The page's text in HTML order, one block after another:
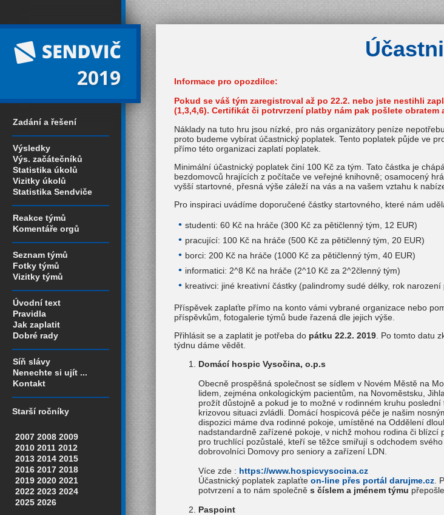
2019
Zadání a řešení
Výsledky
Výs. začátečníků
Statistika úkolů
Vizitky úkolů
Statistika Sendviče
Reakce týmů
Komentáře orgů
Seznam týmů
Fotky týmů
Vizitky týmů
Úvodní text
Pravidla
Jak zaplatit
Dobré rady
Síň slávy
Nenechte si ujít ...
Kontakt
Starší ročníky
2007 2008 2009
2010 2011 2012
2013 2014 2015
2016 2017 2018
2019 2020 2021
2022 2023 2024
2025 2026
Informace pro opozdilce:
Pokud se váš tým zaregistroval až po 22.2. nebo jste nestihli
(1,3,4,6). Certifikát či potrvrzení platby nám pak pošlete
Náklady na tuto hru jsou nízké, pro nás organizátory peníze
proto budeme vybírat účastnický poplatek. Tento poplatek půjde ve
přímo této organizaci zaplatí poplatek.
Minimální účastnický poplatek činí 100 Kč za tým. Tato částka je
bezdomovců hrajících z počítače ve veřejné knihovně; osamocený
vyšší startovné, přesná výše záleží na vás a na vašem vztahu k
Pro inspiraci uvádíme doporučené částky startovného, které nám
studenti: 60 Kč na hráče (300 Kč za pětičlenný tým, 12 EUR)
pracující: 100 Kč na hráče (500 Kč za pětičlenný tým, 20 EUR)
borci: 200 Kč na hráče (1000 Kč za pětičlenný tým, 40 EUR)
informatici: 2^8 Kč na hráče (2^10 Kč za 2^2členný tým)
kreativci: jiné kreativní částky (palindromy sudé délky, rok
Příspěvek zaplaťte přímo na konto vámi vybrané organizace nebo
příspěvkům, fotogalerie týmů bude řazená dle jejich výše.
Přihlásit se a zaplatit je potřeba do pátku 22.2. 2019. Po tomto datu
týdnu dáme vědět.
Domácí hospic Vysočina, o.p.s
Obecně prospěšná společnost se sídlem v Novém Městě na
lidem, zejména onkologickým pacientům, na Novoměstsku,
prožít důstojně a pokud je to možné v rodinném kruhu
krizovou situaci zvládli. Domácí hospicová péče je našim
dispozici máme dva rodinné pokoje, umístěné na Oddělení
nadstandardně zařízené pokoje, v nichž mohou rodina či
pro truchlící pozůstalé, kteří se těžce smiřují s odchodem
dobrovolníci Domovy pro seniory a zařízení LDN.
Více zde : https://www.hospicvysocina.cz
Účastnický poplatek zaplaťte on-line přes portál darujme.cz .
potvrzení a to nám společně s číslem a jménem týmu
Paspoint